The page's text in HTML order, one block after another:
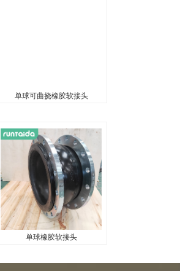
单球可曲挠橡胶软接头
...
单球橡胶软接头